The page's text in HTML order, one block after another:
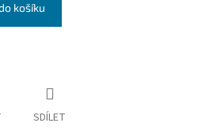
košíku
SDÍLET